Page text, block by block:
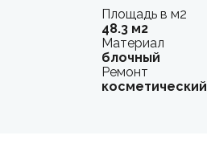
Площадь в м2
48.3 м2
Материал
блочный
Ремонт
косметический